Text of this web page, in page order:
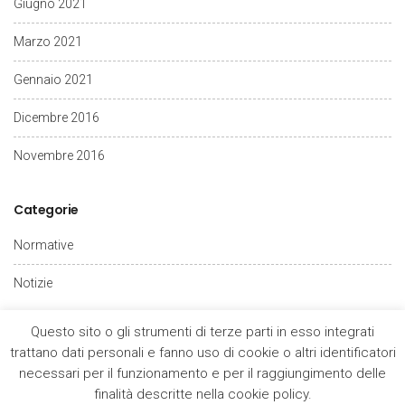
Giugno 2021
Marzo 2021
Gennaio 2021
Dicembre 2016
Novembre 2016
Categorie
Normative
Notizie
Questo sito o gli strumenti di terze parti in esso integrati
trattano dati personali e fanno uso di cookie o altri identificatori
necessari per il funzionamento e per il raggiungimento delle
finalità descritte nella cookie policy.